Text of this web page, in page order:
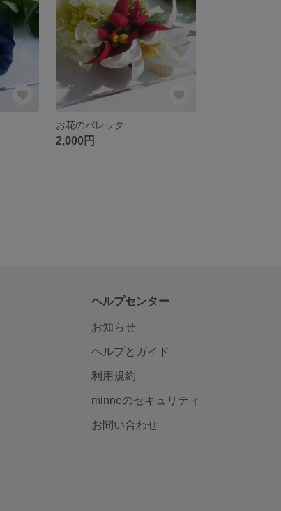
お花のバレッタ
2,000円
ヘルプセンター
お知らせ
ヘルプとガイド
利用規約
minneのセキュリティ
お問い合わせ